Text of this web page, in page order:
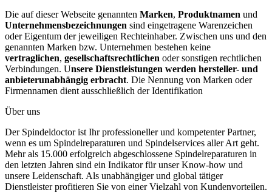
Die auf dieser Webseite genannten Marken, Produktnamen und
Unternehmensbezeichnungen sind eingetragene Warenzeichen
oder Eigentum der jeweiligen Rechteinhaber. Zwischen uns und den
genannten Marken bzw. Unternehmen bestehen keine
vertraglichen, gesellschaftsrechtlichen oder sonstigen rechtlichen
Verbindungen. Unsere Dienstleistungen werden hersteller- und
anbieterunabhängig erbracht. Die Nennung von Marken oder
Firmennamen dient ausschließlich der Identifikation
Über uns
Der Spindeldoctor ist Ihr professioneller und kompetenter Partner,
wenn es um Spindelreparaturen und Spindelservices aller Art geht.
Mehr als 15.000 erfolgreich abgeschlossene Spindelreparaturen in
den letzten Jahren sind ein Indikator für unser Know-how und
unsere Leidenschaft. Als unabhängiger und global tätiger
Dienstleister profitieren Sie von einer Vielzahl von Kundenvorteilen.